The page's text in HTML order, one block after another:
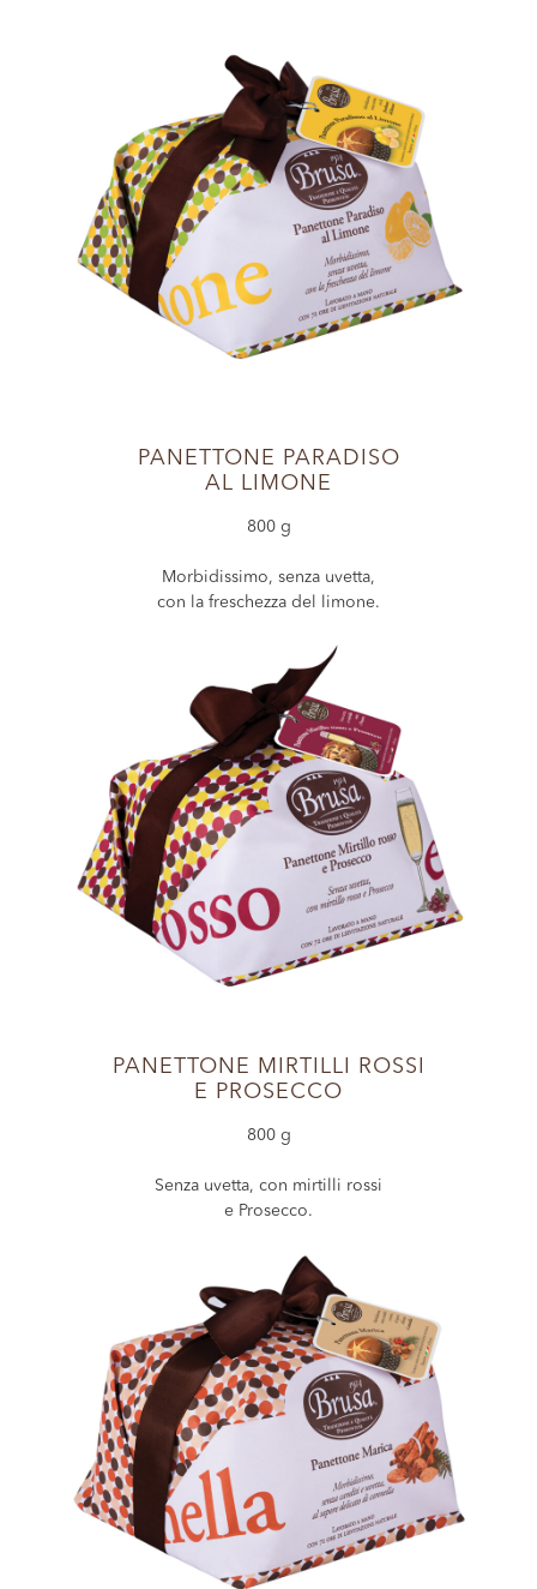
PANETTONE PARADISO
AL LIMONE
800 g
Morbidissimo, senza uvetta,
con la freschezza del limone.
PANETTONE MIRTILLI ROSSI
E PROSECCO
800 g
Senza uvetta, con mirtilli rossi
e Prosecco.